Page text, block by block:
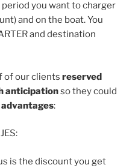
you want to charger
and on the boat. You
and destination
of our clients reserved
anticipationso they could
:
is the discount you get